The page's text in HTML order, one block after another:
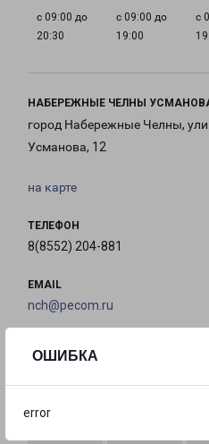
ОШИБКА
error
с 09:00 до
20:30
с 09:00 до
19:00
с
НАБЕРЕЖНЫЕ ЧЕЛНЫ
город Набережные Челны,
Усманова, 12
на карте
ТЕЛЕФОН
8(8552) 204-881
EMAIL
nch@pecom.ru